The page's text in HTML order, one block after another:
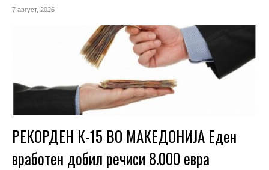
7 август, 2026
РЕКОРДЕН К-15 ВО МАКЕДОНИЈА Еден
вработен добил речиси 8.000 евра